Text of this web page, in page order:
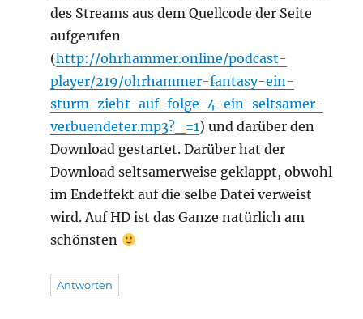
des Streams aus dem Quellcode der Seite
aufgerufen
(http://ohrhammer.online/podcast-
player/219/ohrhammer-fantasy-ein-
sturm-zieht-auf-folge-4-ein-seltsamer-
verbuendeter.mp3?_=1) und darüber den
Download gestartet. Darüber hat der
Download seltsamerweise geklappt, obwohl
im Endeffekt auf die selbe Datei verweist
wird. Auf HD ist das Ganze natürlich am
schönsten
Antworten